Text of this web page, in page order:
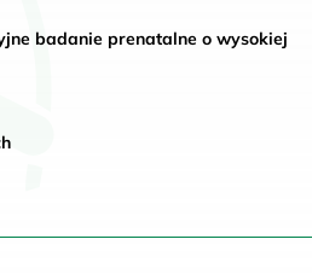
badanie prenatalne o wysokiej